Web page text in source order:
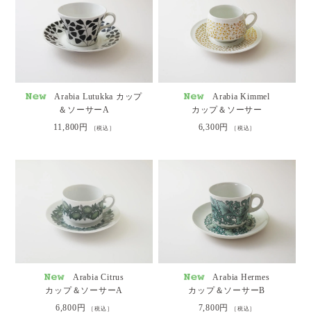
Arabia Lutukka カップ
＆ソーサーA
11,800円 ［税込］
Arabia Kimmel
カップ＆ソーサー
6,300円 ［税込］
Arabia Citrus
カップ＆ソーサーA
6,800円 ［税込］
Arabia Hermes
カップ＆ソーサーB
7,800円 ［税込］